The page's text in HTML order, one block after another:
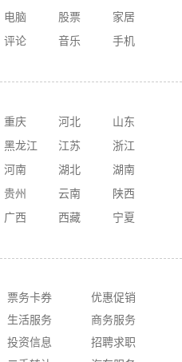
电脑 股票
家居
评论 音乐
手机
重庆 河北
山东
黑龙江 江苏
浙江
河南 湖北
湖南
贵州 云南
陕西
广西 西藏
宁夏
票务卡券
优惠促销
生活服务
商务服务
投资信息
招聘求职